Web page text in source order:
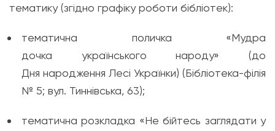
тематику (згідно графіку роботи бібліотек):
тематична поличка «Мудра
дочка українського народу» (до
Дня народження Лесі Українки) (Бібліотека-філія
№ 5; вул. Тиннівська, 63);
тематична розкладка «Небійтесь заглядати у